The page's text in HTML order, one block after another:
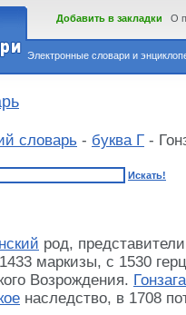
Электронные словари и
Добавить в закладки О
словарь - буква Г -
Искать!
род,
маркизы, с 1530
Возрождения. Гонзага
наследство, в 1708